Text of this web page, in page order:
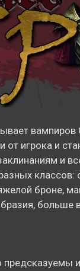
от игрока и
и
броне,
больше